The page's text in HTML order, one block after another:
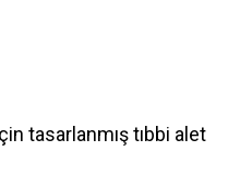
tasarlanmış tıbbi alet